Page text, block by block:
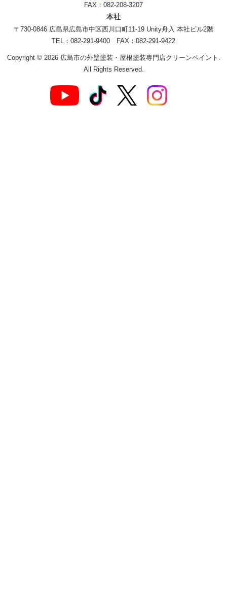
FAX：082-208-3207
本社
〒730-0846 広島県広島市中区西川口町11-19 Unity舟入 本社ビル2階
TEL：082-291-9400 FAX：082-291-9422
Copyright © 2026 広島市の外壁塗装・屋根塗装専門店クリーンペイント.
All Rights Reserved.